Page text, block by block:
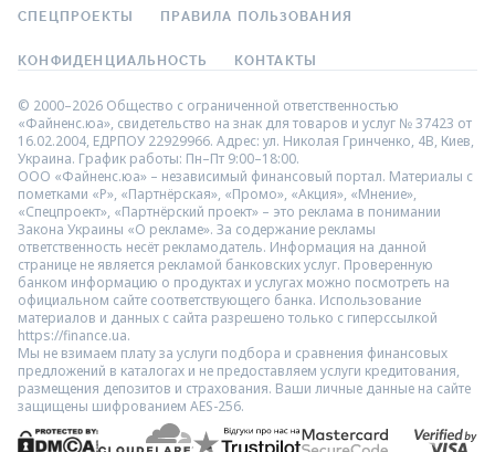
СПЕЦПРОЕКТЫ ПРАВИЛА ПОЛЬЗОВАНИЯ
КОНФИДЕНЦИАЛЬНОСТЬ КОНТАКТЫ
© 2000–2026 Общество с ограниченной ответственностью
«Файненс.юа», свидетельство на знак для товаров и услуг № 37423 от
16.02.2004, ЕДРПОУ 22929966. Адрес: ул. Николая Гринченко, 4В, Киев,
Украина. График работы: Пн–Пт 9:00–18:00.
ООО «Файненс.юа» – независимый финансовый портал. Материалы с
пометками «Р», «Партнёрская», «Промо», «Акция», «Мнение»,
«Спецпроект», «Партнёрский проект» – это реклама в понимании
Закона Украины «О рекламе». За содержание рекламы
ответственность несёт рекламодатель. Информация на данной
странице не является рекламой банковских услуг. Проверенную
банком информацию о продуктах и услугах можно посмотреть на
официальном сайте соответствующего банка. Использование
материалов и данных с сайта разрешено только с гиперссылкой
https://finance.ua.
Мы не взимаем плату за услуги подбора и сравнения финансовых
предложений в каталогах и не предоставляем услуги кредитования,
размещения депозитов и страхования. Ваши личные данные на сайте
защищены шифрованием AES-256.